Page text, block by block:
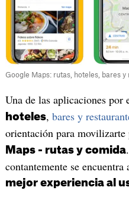
Google Maps: rutas, hoteles, bares y
Una de las aplicaciones por
hoteles, bares y
orientación para movilizarte
Maps - rutas y comida
contantemente se
mejor experiencia al